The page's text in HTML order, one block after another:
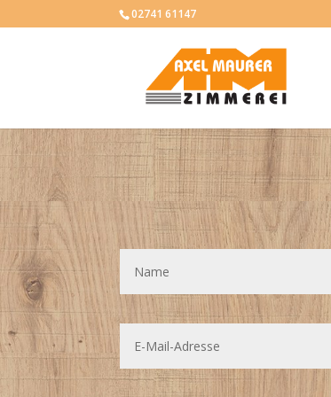
02741 61147